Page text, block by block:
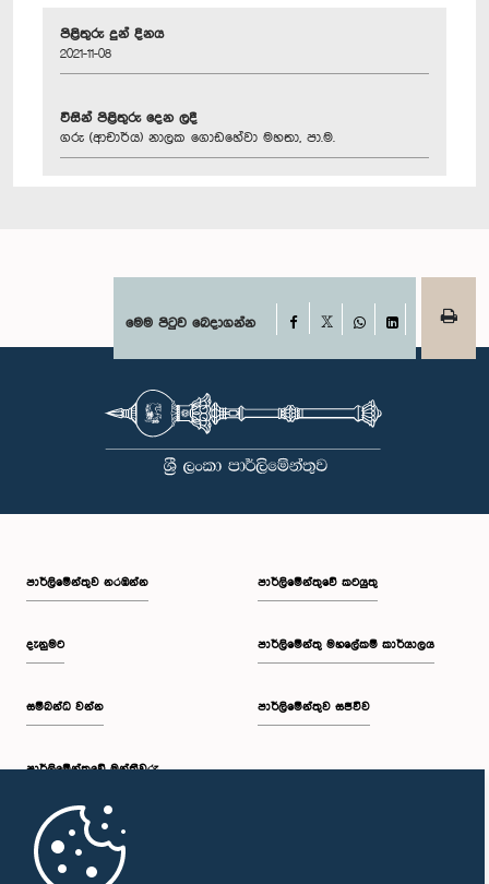
පිළිතුරු දුන් දිනය
2021-11-08
විසින් පිළිතුරු දෙන ලදී
ගරු (ආචාර්ය) නාලක ගොඩහේවා මහතා, පා.ම.
මෙම පිටුව බෙදාගන්න Facebook
WhatsAppLinkedIn
පාර්ලි‌මේන්තුව නරඹන්න
දැනුමට
සම්බන්ධ වන්න
පාර්ලි‌මේන්තුවේ මන්ත්‍රීවරු
මුල් පිටුව
පාර්ලිමේන්තුවේ කටයුතු
පාර්ලිමේන්තු මහලේකම් කාර්යාලය
පාර්ලිමේන්තුව සජීවීව